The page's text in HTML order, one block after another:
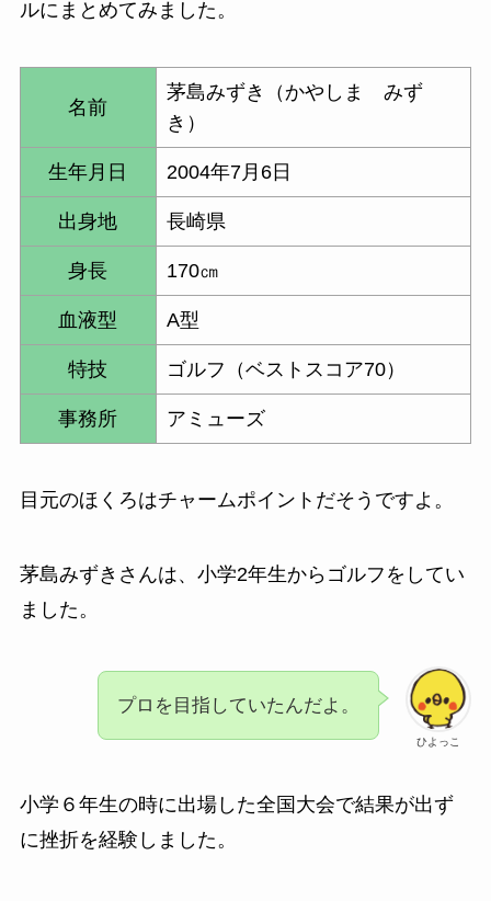
ルにまとめてみました。
名前
茅島みずき（かやしま みず
き）
生年月日 2004年7月6日
出身地 長崎県
身長 170㎝
血液型 A型
特技 ゴルフ（ベストスコア70）
事務所 アミューズ
目元のほくろはチャームポイントだそうですよ。
茅島みずきさんは、小学2年生からゴルフをしてい
ました。
ひよっこ
プロを目指していたんだよ。
小学６年生の時に出場した全国大会で結果が出ず
に挫折を経験しました。